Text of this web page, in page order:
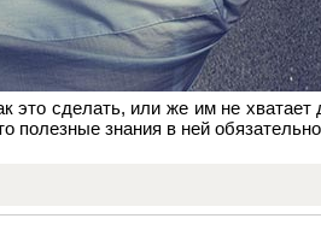
это сделать, или же им не хватает
полезные знания в ней